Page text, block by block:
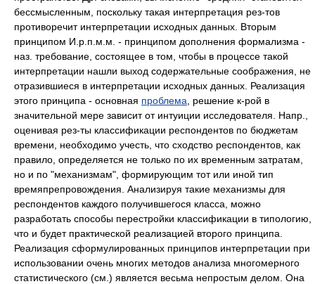
бессмысленным, поскольку такая интерпретация рез-тов
противоречит интерпретации исходных данных. Вторым
принципом И.р.п.м.м. - принципом дополнения формализма -
наз. требование, состоящее в том, чтобы в процессе такой
интерпретации нашли выход содержательные соображения, не
отразившиеся в интерпретации исходных данных. Реализация
этого принципа - основная проблема , решение к-рой в
значительной мере зависит от интуиции исследователя. Напр.,
оценивая рез-ты классификации респондентов по бюджетам
времени, необходимо учесть, что сходство респондентов, как
правило, определяется не только по их временным затратам,
но и по "механизмам", формирующим тот или иной тип
времяпрепровождения. Анализируя такие механизмы для
респондентов каждого получившегося класса, можно
разработать способы перестройки классификации в типологию,
что и будет практической реализацией второго принципа.
Реализация сформулированных принципов интерпретации при
использовании очень многих методов анализа многомерного
статистического (см.) является весьма непростым делом. Она